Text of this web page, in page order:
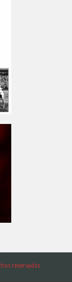
reservados